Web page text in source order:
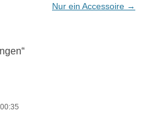
Nur ein Accessoire →
“